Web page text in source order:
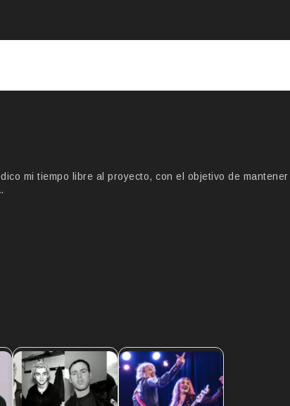
mi tiempo libre al proyecto, con el objetivo de mantener